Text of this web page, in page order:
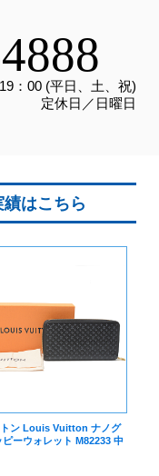
：00 (平日、土、祝)
定休日／日曜日
はこちら
トン Louis Vuitton ナノグ
ピーウォレット M82233 中